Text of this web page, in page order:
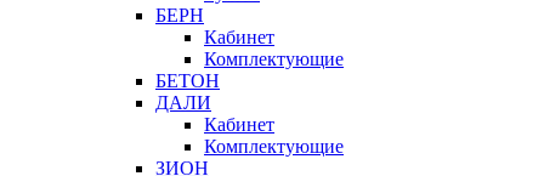
БЕРН
Кабинет
Комплектующие
БЕТОН
ДАЛИ
Кабинет
Комплектующие
ЗИОН